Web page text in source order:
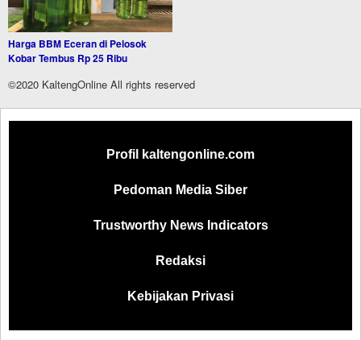
Harga BBM Eceran di Pelosok
Kobar Tembus Rp 25 Ribu
©2020 KaltengOnline All rights reserved
Profil kaltengonline.com
Pedoman Media Siber
Trustworthy News Indicators
Redaksi
Kebijakan Privasi